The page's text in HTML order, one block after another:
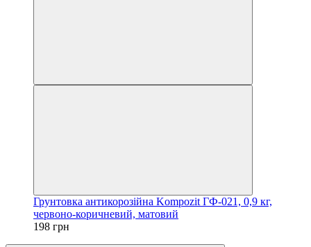
Грунтовка антикорозійна Kompozit ГФ-021, 0,9 кг,
червоно-коричневий, матовий
198 грн